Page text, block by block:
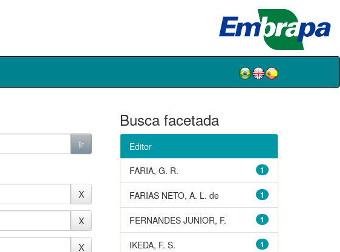
Busca facetada
Editor
1
FARIA, G. R.
1
FARIAS NETO, A. L. de
1
FERNANDES JUNIOR, F.
1
IKEDA, F. S.